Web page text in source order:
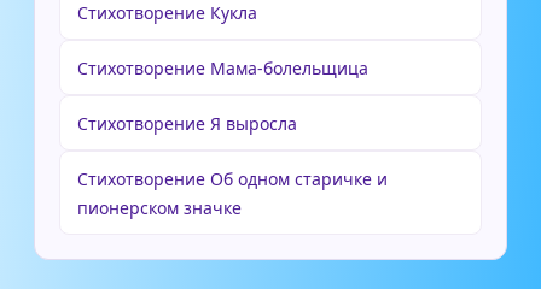
Стихотворение Кукла
Стихотворение Мама-болельщица
Стихотворение Я выросла
Стихотворение Об одном старичке и
пионерском значке